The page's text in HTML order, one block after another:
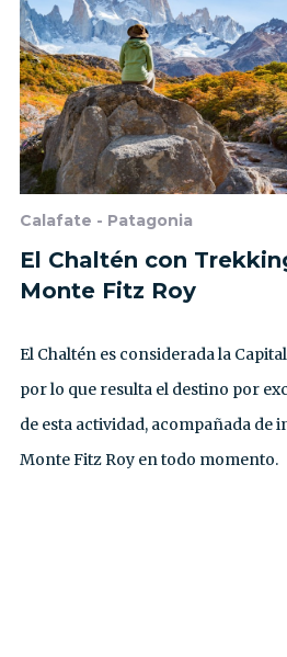
Calafate - Patagonia
El Chaltén con
Monte Fitz Roy
El Chaltén es considerada la
por lo que resulta el destino por
de esta actividad, acompañada de
Monte Fitz Roy en todo momento.